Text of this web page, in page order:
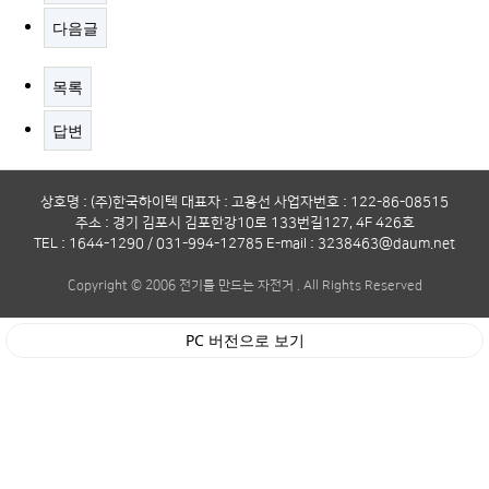
다음글
목록
답변
상호명 : (주)한국하이텍 대표자 : 고용선 사업자번호 : 122-86-08515
주소 : 경기 김포시 김포한강10로 133번길127, 4F 426호
TEL : 1644-1290 / 031-994-12785 E-mail : 3238463@daum.net
Copyright © 2006 전기를 만드는 자전거 . All Rights Reserved
PC 버전으로 보기